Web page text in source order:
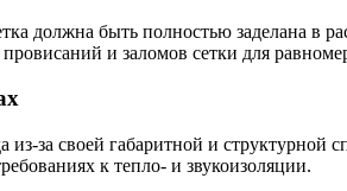
должна быть полностью заделана в
провисаний и заломов сетки для
за своей габаритной и
к тепло- и звукоизоляции.